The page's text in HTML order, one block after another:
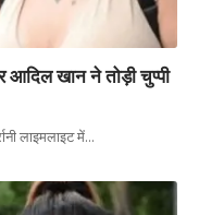
खान ने तोड़ी चुप्पी
लाइमलाइट में…